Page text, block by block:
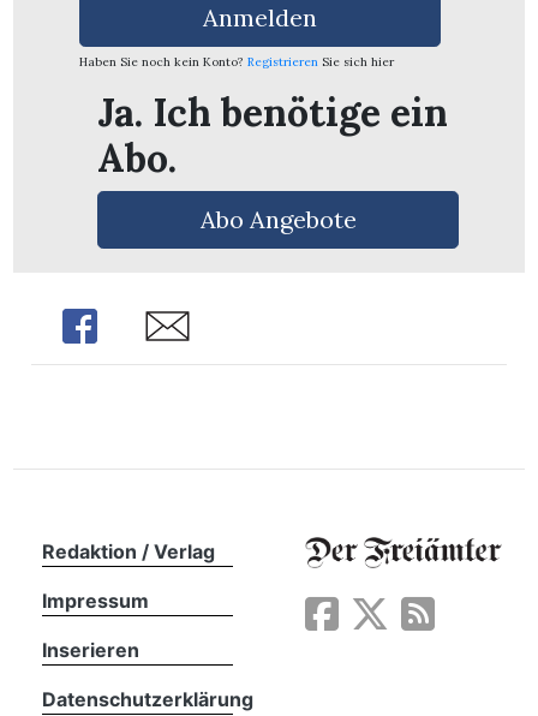
Anmelden
Haben Sie noch kein Konto? Registrieren Sie sich hier
Ja. Ich benötige ein
Abo.
Abo Angebote
Share Share
Redaktion / Verlag
Impressum
Inserieren
Datenschutzerklärung